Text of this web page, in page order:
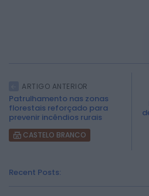
ARTIGO ANTERIOR
Patrulhamento nas zonas
florestais reforçado para
prevenir incêndios rurais
CASTELO BRANCO
Recent Posts: